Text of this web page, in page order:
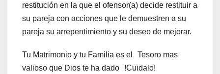
restitución en la que el ofensor(a) decide restituir a
su pareja con acciones que le demuestren a su
pareja su arrepentimiento y su deseo de mejorar.
Tu Matrimonio y tu Familia es el Tesoro mas
valioso que Dios te ha dado !Cuidalo!